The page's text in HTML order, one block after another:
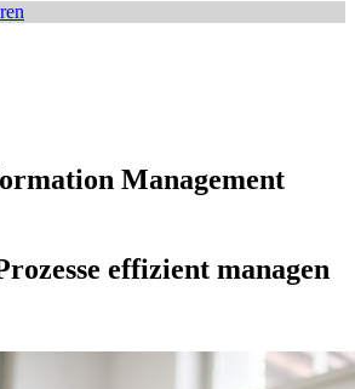
Management
effizient managen